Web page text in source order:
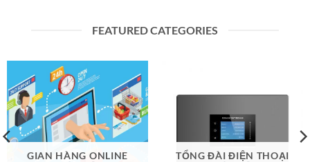
FEATURED CATEGORIES
GIAN HÀNG ONLINE TỔNG ĐÀI ĐIỆN THOẠI